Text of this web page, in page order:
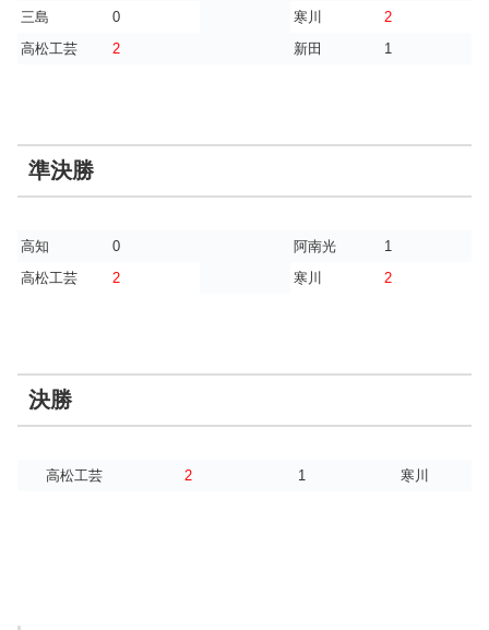
三島 0 寒川
2
高松工芸
2 新田 1
準決勝
高知 0 阿南光
1
高松工芸
2 寒川 2
決勝
高松工芸 2 1 寒川